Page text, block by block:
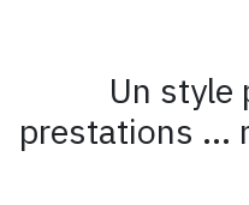
Un style
prestations ...